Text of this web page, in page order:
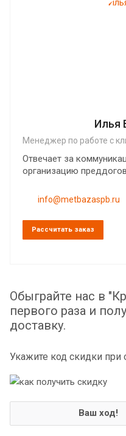
Илья
Менеджер по работе с
Отвечает за
организацию
info@metbazaspb.ru
Рассчитать заказ
Обыграйте нас в
первого раза и
доставку.
Укажите код скидки при
Ваш ход!